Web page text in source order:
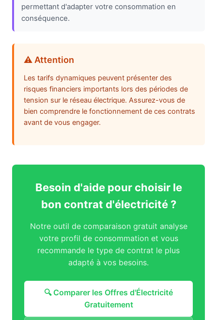
permettant d'adapter votre consommation en
conséquence.
⚠️ Attention
Les tarifs dynamiques peuvent présenter des
risques financiers importants lors des périodes de
tension sur le réseau électrique. Assurez-vous de
bien comprendre le fonctionnement de ces contrats
avant de vous engager.
Besoin d'aide pour choisir le
bon contrat d'électricité ?
Notre outil de comparaison gratuit analyse
votre profil de consommation et vous
recommande le type de contrat le plus
adapté à vos besoins.
🔍 Comparer les Offres d'Électricité
Gratuitement